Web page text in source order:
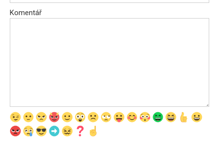
Komentář